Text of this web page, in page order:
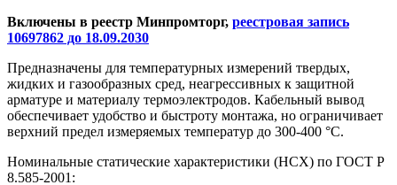
Включены в реестр Минпромторг, реестровая запись
10697862 до 18.09.2030
Предназначены для температурных измерений твердых,
жидких и газообразных сред, неагрессивных к защитной
арматуре и материалу термоэлектродов. Кабельный вывод
обеспечивает удобство и быстроту монтажа, но ограничивает
верхний предел измеряемых температур до 300-400 °С.
Номинальные статические характеристики (НСХ) по ГОСТ Р
8.585-2001: